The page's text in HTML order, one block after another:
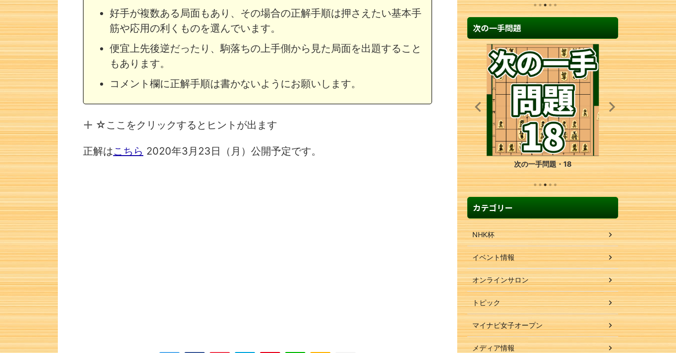
好手が複数ある局面もあり、その場合の正解手順は押さえたい基本手
筋や応用の利くものを選んでいます。
便宜上先後逆だったり、駒落ちの上手側から見た局面を出題すること
もあります。
コメント欄に正解手順は書かないようにお願いします。
☆ここをクリックするとヒントが出ます
正解はこちら 2020年3月23日（月）公開予定です。
次の一手問題
次の一手問題・9 次の一手問題・18
カテゴリー
NHK杯
イベント情報
オンラインサロン
トピック
マイナビ女子オープン
メディア情報